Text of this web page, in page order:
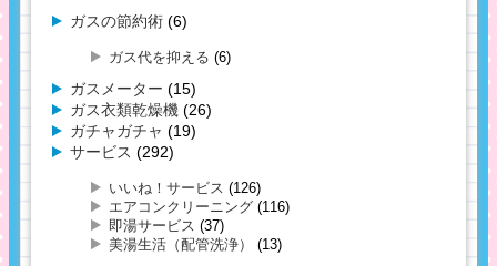
ガスの節約術 (6)
ガス代を抑える (6)
ガスメーター (15)
ガス衣類乾燥機 (26)
ガチャガチャ (19)
サービス (292)
いいね！サービス (126)
エアコンクリーニング (116)
即湯サービス (37)
美湯生活（配管洗浄）
(13)